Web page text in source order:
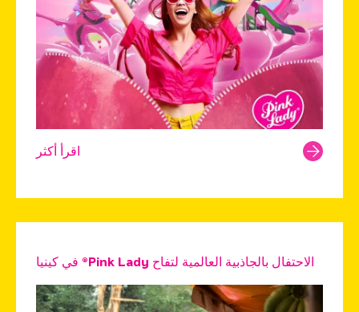
اقرأ أكثر
الاحتفال بالجاذبية العالمية لتفاح Pink Lady® في كينيا